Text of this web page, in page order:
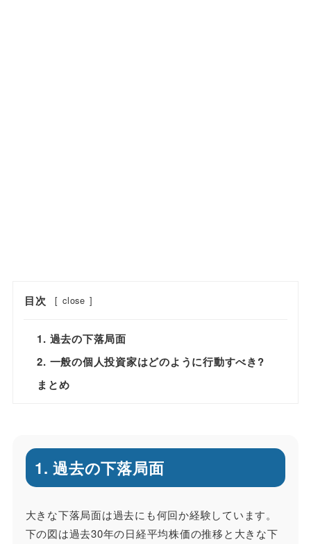
目次 [ close ]
1. 過去の下落局面
2. 一般の個人投資家はどのように行動すべき?
まとめ
1. 過去の下落局面
大きな下落局面は過去にも何回か経験しています。
下の図は過去30年の日経平均株価の推移と大きな下